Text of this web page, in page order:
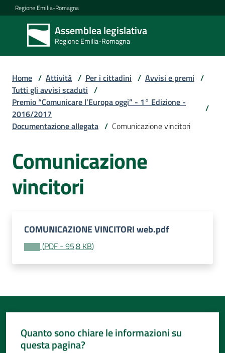
Vai al contenuto
Vai alla navigazione
Vai al footer
Regione Emilia-Romagna
Assemblea legislativa
Regione Emilia-Romagna
Assemblea
legislativa
Regione Emilia-
Assemblea
Argomenti
media
Menu selezionato
Home / Attività / Per i cittadini / Avvisi e premi /
Tutti gli avvisi scaduti /
Premio “Comunicare l’Europa oggi” - 1° Edizione -
2016/2017
/
Documentazione allegata / Comunicazione vincitori
Comunicazione
vincitori
COMUNICAZIONE VINCITORI web.pdf
(PDF - 95,8 KB)
Quanto sono chiare le informazioni su
questa pagina?